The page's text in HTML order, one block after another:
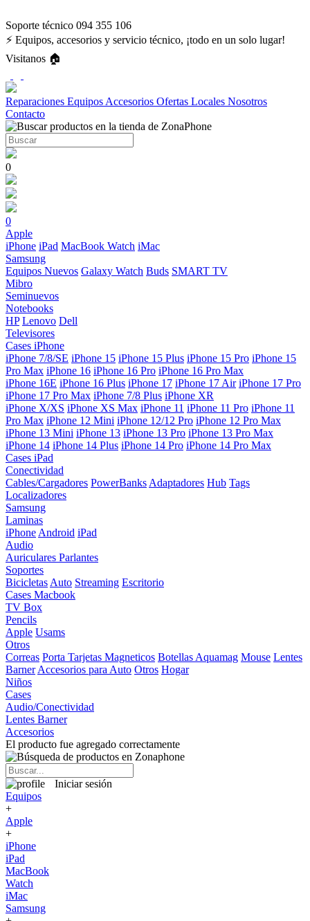
Soporte técnico 094 355 106
⚡ Equipos, accesorios y servicio técnico, ¡todo en un solo lugar!
Visitanos 🏠
Reparaciones Equipos Accesorios Ofertas Locales Nosotros
Contacto
0
0
Apple
iPhone iPad MacBook Watch iMac
Samsung
Equipos Nuevos Galaxy Watch Buds SMART TV
Mibro
Seminuevos
Notebooks
HP Lenovo Dell
Televisores
Cases iPhone
iPhone 7/8/SE iPhone 15 iPhone 15 Plus iPhone 15 Pro iPhone 15
Pro Max iPhone 16 iPhone 16 Pro iPhone 16 Pro Max
iPhone 16E iPhone 16 Plus iPhone 17 iPhone 17 Air iPhone 17 Pro
iPhone 17 Pro Max iPhone 7/8 Plus iPhone XR
iPhone X/XS iPhone XS Max iPhone 11 iPhone 11 Pro iPhone 11
Pro Max iPhone 12 Mini iPhone 12/12 Pro iPhone 12 Pro Max
iPhone 13 Mini iPhone 13 iPhone 13 Pro iPhone 13 Pro Max
iPhone 14 iPhone 14 Plus iPhone 14 Pro iPhone 14 Pro Max
Cases iPad
Conectividad
Cables/Cargadores PowerBanks Adaptadores Hub Tags
Localizadores
Samsung
Laminas
iPhone Android iPad
Audio
Auriculares Parlantes
Soportes
Bicicletas Auto Streaming Escritorio
Cases Macbook
TV Box
Pencils
Apple Usams
Otros
Correas Porta Tarjetas Magneticos Botellas Aquamag Mouse Lentes
Barner Accesorios para Auto Otros Hogar
Niños
Cases
Audio/Conectividad
Lentes Barner
Accesorios
El producto fue agregado correctamente
Iniciar sesión
Equipos
+
Apple
+
iPhone
iPad
MacBook
Watch
iMac
Samsung